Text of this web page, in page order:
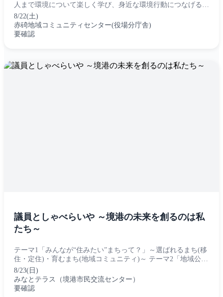
人まで環境について楽しく学び、身近な環境行動につなげるき
っかけづくりとして、ことうら環境フォーラム2026を開催しま
す。 令和8年8月...
8/22(土)
赤碕地域コミュニティセンター(役場分庁舎)
要確認
議員としゃべらいや ～境港の未来を創るのは私
たち～
テーマ1「みんなが“住みたい”まちって？」～選ばれるまち(移
住・定住)・育むまち(地域コミュニティ)～ テーマ2「地域公共
交通について」～みらいを創り・守り育てる公共交通～...
8/23(日)
みなとテラス（境港市民交流センター）
要確認